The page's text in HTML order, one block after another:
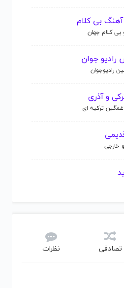
بی کلام
کلام جهان
جوان
رادیوجوان
و آذری
ترکیه ای
خارجی
تصادفی نظرات